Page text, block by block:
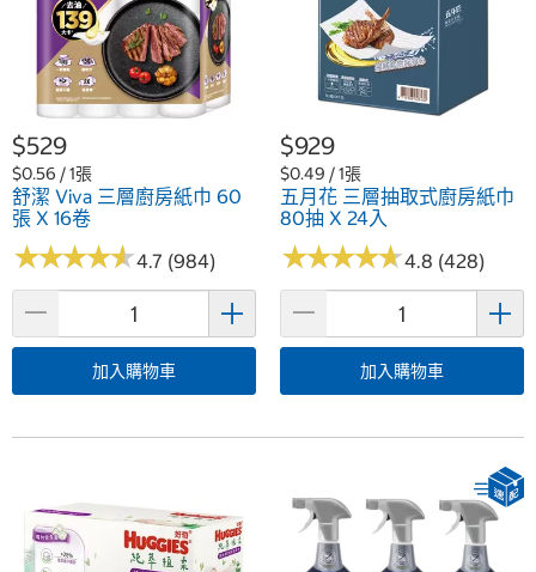
$529
$0.56 / 1張
舒潔 Viva 三層廚房紙巾 60
張 X 16卷
★★★★★
★★★★★4.7 (984)
加入購物車
$929
$0.49 / 1張
五月花 三層抽取式廚房紙巾
80抽 X 24入
★★★★★
★★★★★4.8 (428)
加入購物車